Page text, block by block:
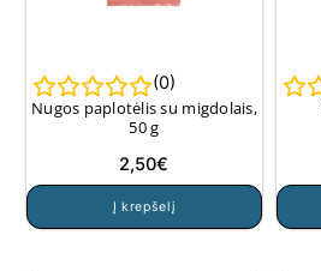
(0)
Nugos paplotėlis su migdolais,
50 g
2,50€
Į krepšelį